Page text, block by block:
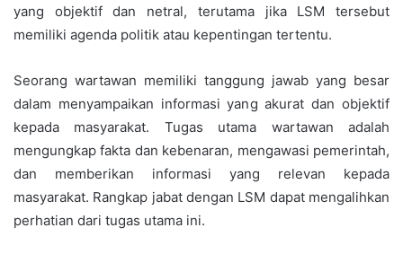
yang objektif dan netral, terutama jika LSM tersebut
memiliki agenda politik atau kepentingan tertentu.
Seorang wartawan memiliki tanggung jawab yang besar
dalam menyampaikan informasi yang akurat dan objektif
kepada masyarakat. Tugas utama wartawan adalah
mengungkap fakta dan kebenaran, mengawasi pemerintah,
dan memberikan informasi yang relevan kepada
masyarakat. Rangkap jabat dengan LSM dapat mengalihkan
perhatian dari tugas utama ini.